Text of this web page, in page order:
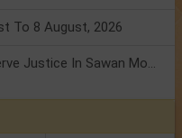
To 8 August, 2026
Shanivar Vrat 2026: Saturn Will Serve Justice In Sawan Month!